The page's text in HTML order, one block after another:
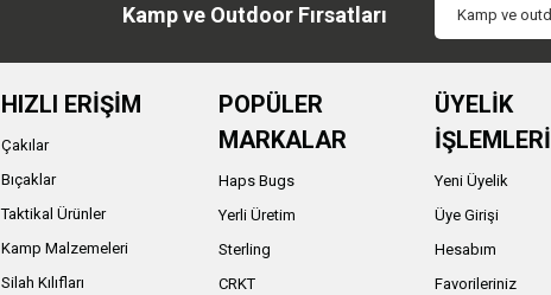
Kamp ve Outdoor Fırsatları
HIZLI ERİŞİM
Çakılar
Bıçaklar
Taktikal Ürünler
Kamp Malzemeleri
Silah Kılıfları
POPÜLER
MARKALAR
Haps Bugs
Yerli Üretim
Sterling
CRKT
ÜYELİK
İŞLEMLERİ
Yeni Üyelik
Üye Girişi
Hesabım
Favorileriniz